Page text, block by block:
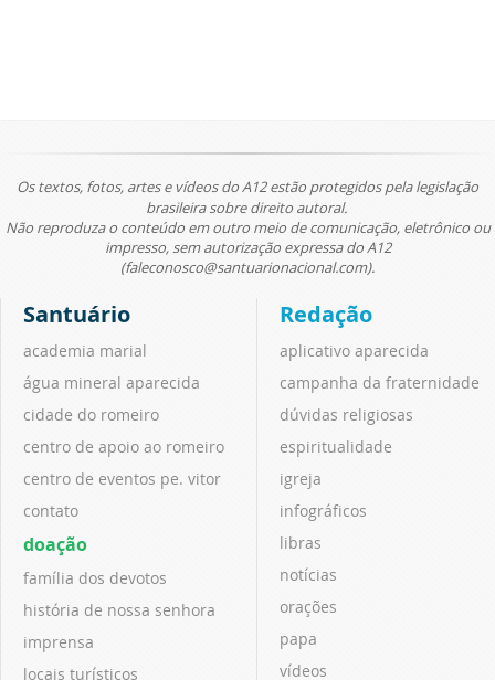
Os textos, fotos, artes e vídeos do A12 estão protegidos pela legislação
brasileira sobre direito autoral.
Não reproduza o conteúdo em outro meio de comunicação, eletrônico ou
impresso, sem autorização expressa do A12
(faleconosco@santuarionacional.com).
Santuário
academia marial
água mineral aparecida
cidade do romeiro
centro de apoio ao romeiro
centro de eventos pe. vitor
contato
doação
família dos devotos
história de nossa senhora
imprensa
locais turísticos
Redação
aplicativo aparecida
campanha da fraternidade
dúvidas religiosas
espiritualidade
igreja
infográficos
libras
notícias
orações
papa
vídeos